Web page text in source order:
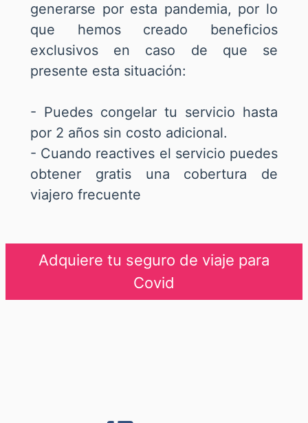
generarse por esta pandemia, por lo
que hemos creado beneficios
exclusivos en caso de que se
presente esta situación:
- Puedes congelar tu servicio hasta
por 2 años sin costo adicional.
- Cuando reactives el servicio puedes
obtener gratis una cobertura de
viajero frecuente
Adquiere tu seguro de viaje para
Covid